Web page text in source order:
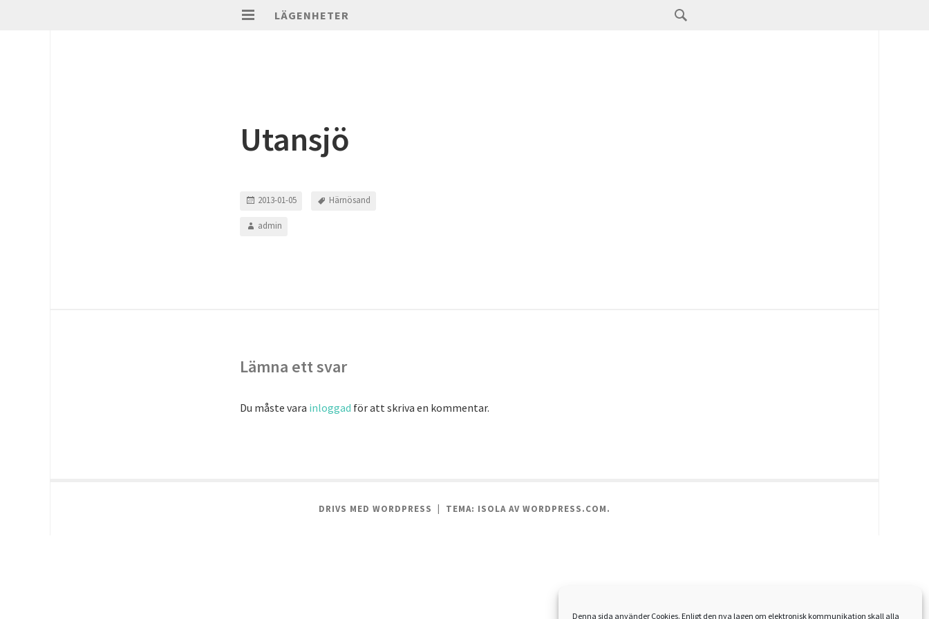
Denna sida använder Cookies. Enligt den nya lagen om elektronisk kommunikation skall alla
LÄGENHETER
Utansjö
2013-01-05
admin
Härnösand
Lämna ett svar
Du måste vara inloggad för att skriva en kommentar.
DRIVS MED WORDPRESS TEMA: ISOLA AV WORDPRESS.COM.